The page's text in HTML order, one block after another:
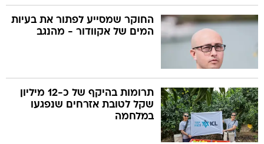
החוקר שמסייע לפתור את בעיות
המים של אקוודור - מהנגב
תרומות בהיקף של כ-12 מיליון
שקל לטובת אזרחים שנפגעו
במלחמה